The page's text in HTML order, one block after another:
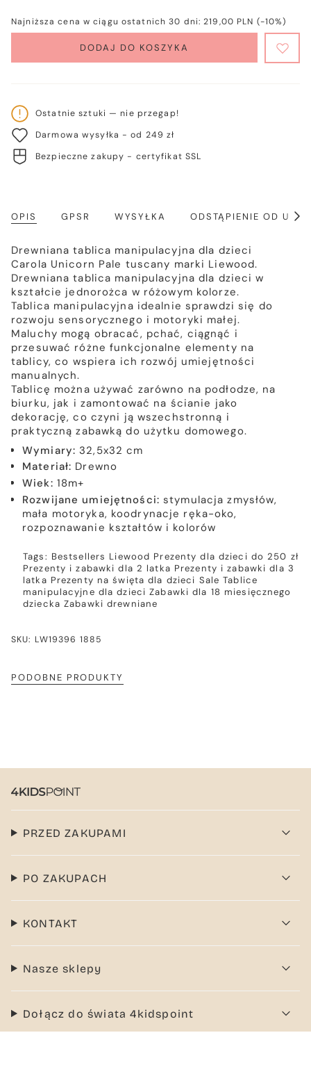
Najniższa cena w ciągu ostatnich 30 dni:219,00 PLN (-10%)
DODAJ DO KOSZYKA
Ostatnie sztuki — nie przegap!
Darmowa wysyłka - od 249 zł
Bezpieczne zakupy - certyfikat SSL
OPIS GPSR WYSYŁKA ODSTĄPIENIE OD
Drewniana tablica manipulacyjna dla dzieci
Carola Unicorn Pale tuscany marki Liewood.
Drewniana tablica manipulacyjna dla dzieci w
kształcie jednorożca w różowym kolorze.
Tablica manipulacyjna idealnie sprawdzi się do
rozwoju sensorycznego i motoryki małej.
Maluchy mogą obracać, pchać, ciągnąć i
przesuwać różne funkcjonalne elementy na
tablicy, co wspiera ich rozwój umiejętności
manualnych.
Tablicę można używać zarówno na podłodze, na
biurku, jak i zamontować na ścianie jako
dekorację, co czyni ją wszechstronną i
praktyczną zabawką do użytku domowego.
Wymiary: 32,5x32 cm
Materiał: Drewno
Wiek: 18m+
Rozwijane umiejętności: stymulacja zmysłów,
mała motoryka, koodrynacje ręka-oko,
rozpoznawanie kształtów i kolorów
Tags: Bestsellers Liewood Prezenty dla dzieci do 250 zł
Prezenty i zabawki dla 2 latka Prezenty i zabawki dla 3
latka Prezenty na święta dla dzieci Sale Tablice
manipulacyjne dla dzieci Zabawki dla 18 miesięcznego
dziecka Zabawki drewniane
SKU: LW19396 1885
PODOBNE PRODUKTY
PRZED ZAKUPAMI
PO ZAKUPACH
KONTAKT
Nasze sklepy
Dołącz do świata 4kidspoint